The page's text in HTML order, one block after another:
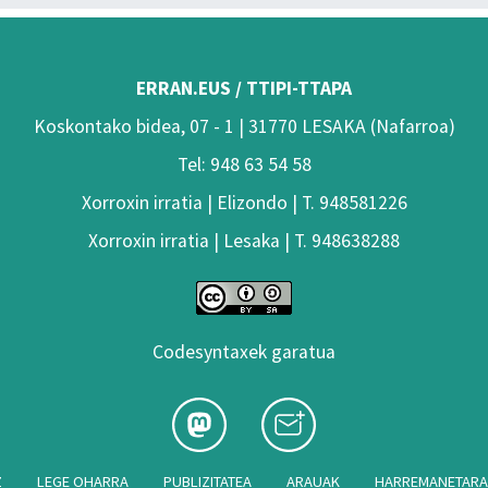
ERRAN.EUS / TTIPI-TTAPA
Koskontako bidea, 07 - 1 | 31770 LESAKA (Nafarroa)
Tel: 948 63 54 58
Xorroxin irratia | Elizondo | T. 948581226
Xorroxin irratia | Lesaka | T. 948638288
Codesyntaxek garatua
LEGE OHARRA PUBLIZITATEA ARAUAK